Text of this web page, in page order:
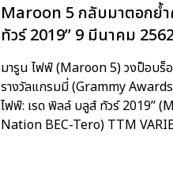
Maroon 5 กลับมาตอกย้ำ
ทัวร์ 2019” 9 มีนาคม
มารูน ไฟฟ์ (Maroon 5) วงป็อบ
รางวัลแกรมมี่ (Grammy
ไฟฟ์: เรด พิลล์ บลูส์ ทัวร์ 2019”
Nation BEC-Tero) TTM